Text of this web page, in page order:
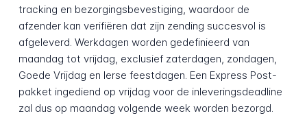
tracking en bezorgingsbevestiging, waardoor de
afzender kan verifiëren dat zijn zending succesvol is
afgeleverd. Werkdagen worden gedefinieerd van
maandag tot vrijdag, exclusief zaterdagen, zondagen,
Goede Vrijdag en Ierse feestdagen. Een Express Post-
pakket ingediend op vrijdag voor de inleveringsdeadline
zal dus op maandag volgende week worden bezorgd.